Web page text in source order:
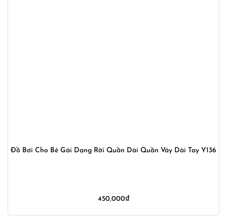
Đồ Bơi Cho Bé Gái Dạng Rời Quần Dài Quần Váy Dài Tay Y136
450,000₫